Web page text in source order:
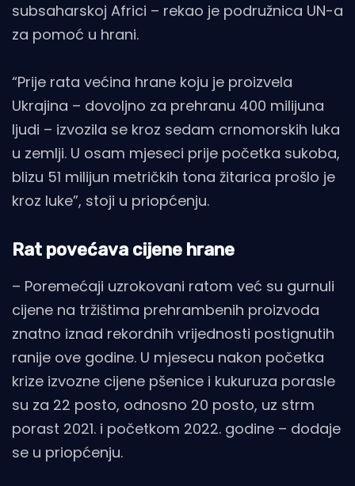
subsaharskoj Africi – rekao je podružnica UN-a
za pomoć u hrani.
“Prije rata većina hrane koju je proizvela
Ukrajina – dovoljno za prehranu 400 milijuna
ljudi – izvozila se kroz sedam crnomorskih luka
u zemlji. U osam mjeseci prije početka sukoba,
blizu 51 milijun metričkih tona žitarica prošlo je
kroz luke”, stoji u priopćenju.
Rat povećava cijene hrane
– Poremećaji uzrokovani ratom već su gurnuli
cijene na tržištima prehrambenih proizvoda
znatno iznad rekordnih vrijednosti postignutih
ranije ove godine. U mjesecu nakon početka
krize izvozne cijene pšenice i kukuruza porasle
su za 22 posto, odnosno 20 posto, uz strm
porast 2021. i početkom 2022. godine – dodaje
se u priopćenju.